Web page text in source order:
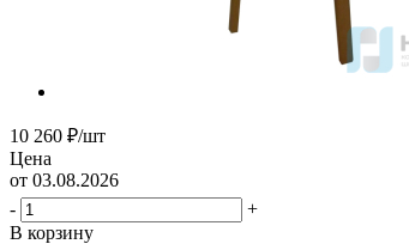
10 260 ₽/шт
Цена
от 03.08.2026
-
+
В корзину